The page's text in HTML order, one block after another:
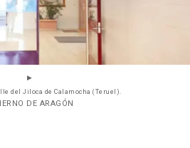
del Jiloca de Calamocha (Teruel).
DE ARAGÓN